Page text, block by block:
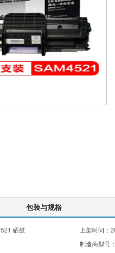
包装与规格
硒鼓 上架时间：
制造商型号